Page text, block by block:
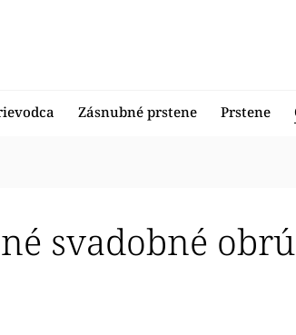
Zásnubné prstene Prstene
svadobné